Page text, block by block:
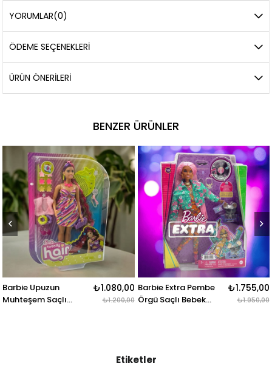
YORUMLAR(0)
ÖDEME SEÇENEKLERI
ÜRÜN ÖNERILERI
BENZER ÜRÜNLER
Barbie Upuzun
Muhteşem Saçlı
₺1.080,00
₺1.200,00
Barbie Extra Pembe
Örgü Saçlı Bebek
₺1.755,00
₺1.950,00
Etiketler